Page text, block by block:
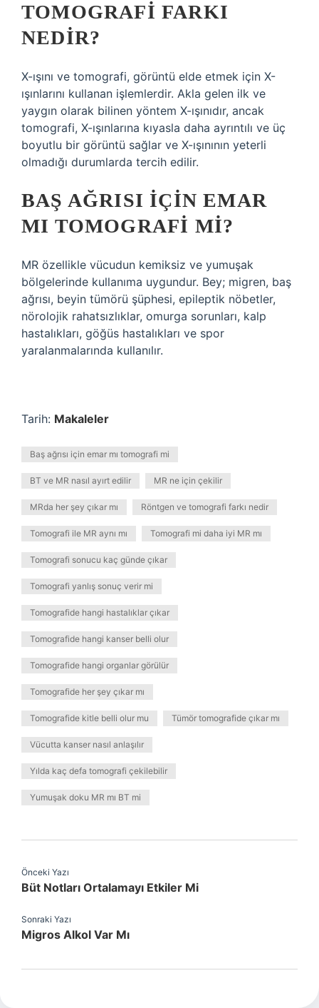
TOMOGRAFI FARKI
NEDIR?
X-ışını ve tomografi, görüntü elde etmek için X-
ışınlarını kullanan işlemlerdir. Akla gelen ilk ve
yaygın olarak bilinen yöntem X-ışınıdır, ancak
tomografi, X-ışınlarına kıyasla daha ayrıntılı ve üç
boyutlu bir görüntü sağlar ve X-ışınının yeterli
olmadığı durumlarda tercih edilir.
BAŞ AĞRISI IÇIN EMAR
MI TOMOGRAFI MI?
MR özellikle vücudun kemiksiz ve yumuşak
bölgelerinde kullanıma uygundur. Bey; migren, baş
ağrısı, beyin tümörü şüphesi, epileptik nöbetler,
nörolojik rahatsızlıklar, omurga sorunları, kalp
hastalıkları, göğüs hastalıkları ve spor
yaralanmalarında kullanılır.
Tarih: Makaleler
Baş ağrısı için emar mı tomografi mi
BT ve MR nasıl ayırt edilir MR ne için çekilir
MRda her şey çıkar mı Röntgen ve tomografi farkı nedir
Tomografi ile MR aynı mı Tomografi mi daha iyi MR mı
Tomografi sonucu kaç günde çıkar
Tomografi yanlış sonuç verir mi
Tomografide hangi hastalıklar çıkar
Tomografide hangi kanser belli olur
Tomografide hangi organlar görülür
Tomografide her şey çıkar mı
Tomografide kitle belli olur mu Tümör tomografide çıkar mı
Vücutta kanser nasıl anlaşılır
Yılda kaç defa tomografi çekilebilir
Yumuşak doku MR mı BT mi
Önceki Yazı
Büt Notları Ortalamayı Etkiler Mi
Sonraki Yazı
Migros Alkol Var Mı